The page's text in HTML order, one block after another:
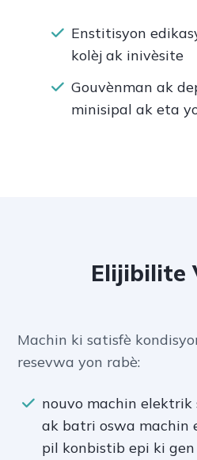
Enstitisyon
kolèj ak inivèsite
Gouvènman ak
minisipal ak eta
Elijibilite
Machin ki satisfè
resevwa yon rabè:
nouvo machin
ak batri oswa machin
pil konbistib epi ki